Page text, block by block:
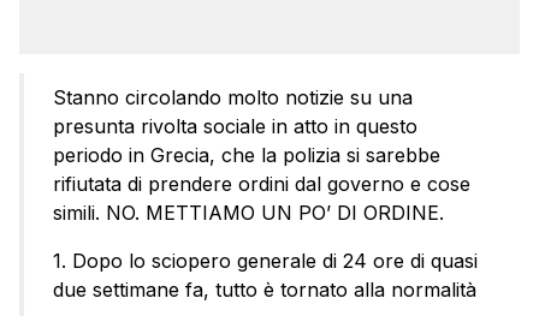
Stanno circolando molto notizie su una
presunta rivolta sociale in atto in questo
periodo in Grecia, che la polizia si sarebbe
rifiutata di prendere ordini dal governo e cose
simili. NO. METTIAMO UN PO’ DI ORDINE.
1. Dopo lo sciopero generale di 24 ore di quasi
due settimane fa, tutto è tornato alla normalità